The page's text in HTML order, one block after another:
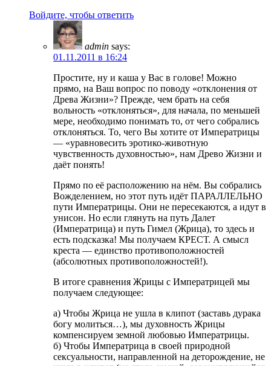
Войдите, чтобы ответить
admin says:
01.11.2011 в 16:24
Простите, ну и каша у Вас в голове! Можно
прямо, на Ваш вопрос по поводу «отклонения от
Древа Жизни»? Прежде, чем брать на себя
вольность «отклоняться», для начала, по меньшей
мере, необходимо понимать то, от чего собрались
отклоняться. То, чего Вы хотите от Императрицы
— «уравновесить эротико-животную
чувственность духовностью», нам Древо Жизни и
даёт понять!
Прямо по её расположению на нём. Вы собрались
Вожделением, но этот путь идёт ПАРАЛЛЕЛЬНО
пути Императрицы. Они не пересекаются, а идут в
унисон. Но если глянуть на путь Далет
(Императрица) и путь Гимел (Жрица), то здесь и
есть подсказка! Мы получаем КРЕСТ. А смысл
креста — единство противоположностей
(абсолютных противоположностей!).
В итоге сравнения Жрицы с Императрицей мы
получаем следующее:
а) Чтобы Жрица не ушла в клипот (заставь дурака
богу молиться…), мы духовность Жрицы
компенсируем земной любовью Императрицы.
б) Чтобы Императрица в своей природной
сексуальности, направленной на деторождение, не